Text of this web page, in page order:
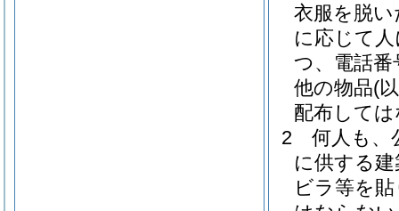
衣服を脱
に応じて
つ、電話
他の物品(
配布して
2
何人も、
に供する
ビラ等を